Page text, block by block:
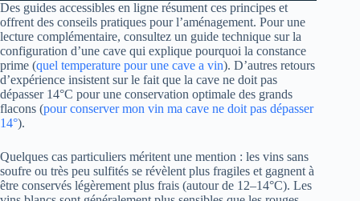
Des guides accessibles en ligne résument ces principes et
offrent des conseils pratiques pour l’aménagement. Pour une
lecture complémentaire, consultez un guide technique sur la
configuration d’une cave qui explique pourquoi la constance
prime (quel temperature pour une cave a vin). D’autres retours
d’expérience insistent sur le fait que la cave ne doit pas
dépasser 14°C pour une conservation optimale des grands
flacons (pour conserver mon vin ma cave ne doit pas dépasser
14°).
Quelques cas particuliers méritent une mention : les vins sans
soufre ou très peu sulfités se révèlent plus fragiles et gagnent à
être conservés légèrement plus frais (autour de 12–14°C). Les